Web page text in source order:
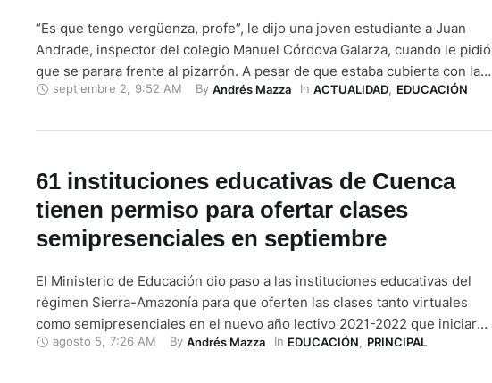
“Es que tengo vergüenza, profe”, le dijo una joven estudiante a Juan
Andrade, inspector del colegio Manuel Córdova Galarza, cuando le pidió
que se parara frente al pizarrón. A pesar de que estaba cubierta con la
mascarilla, el rostro de la adolescente denotaba una timidez que no solo
septiembre 2 9:52 AM By Andrés Mazza In ACTUALIDAD, EDUCACIÓN
61 instituciones educativas de Cuenca
tienen permiso para ofertar clases
semipresenciales en septiembre
El Ministerio de Educación dio paso a las instituciones educativas del
régimen Sierra-Amazonía para que oferten las clases tanto virtuales
como semipresenciales en el nuevo año lectivo 2021-2022 que iniciará
el 1 de septiembre. En el caso de los establecimientos de Azuay, Cañar y
agosto 5 7:26 AM By Andrés Mazza In EDUCACIÓN, PRINCIPAL